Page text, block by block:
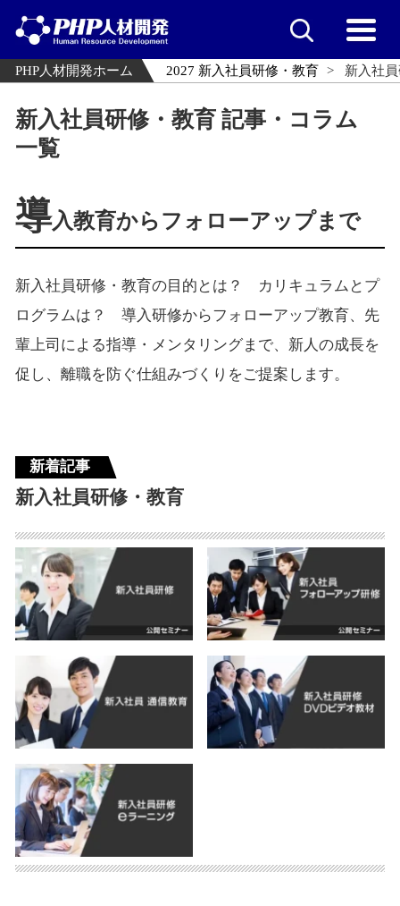
PHP人材開発ホーム 2027 新入社員研修・教育 新入社
新入社員研修・教育 記事・コラム
一覧
導入教育からフォローアップまで
新入社員研修・教育の目的とは？ カリキュラムとプ
ログラムは？ 導入研修からフォローアップ教育、先
輩上司による指導・メンタリングまで、新人の成長を
促し、離職を防ぐ仕組みづくりをご提案します。
新着記事
新入社員研修・教育